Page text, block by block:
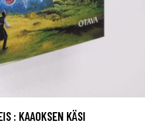
: KAAOKSEN KÄSI